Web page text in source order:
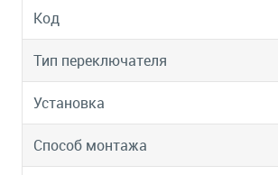
Код
Тип переключателя
Установка
Способ монтажа